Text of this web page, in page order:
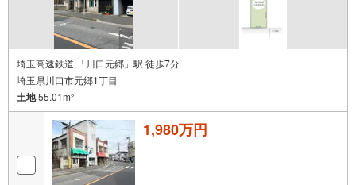
埼玉高速鉄道 「川口元郷」駅 徒歩7分
埼玉県川口市元郷1丁目
土地55.01m2
1,980万円